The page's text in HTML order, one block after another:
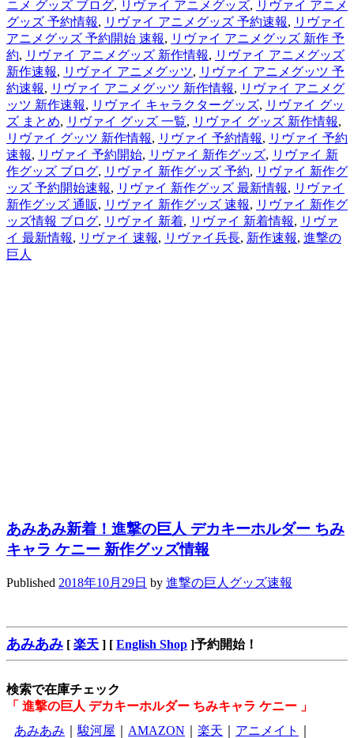
ニメ グッズ ブログ, リヴァイ アニメグッズ, リヴァイ アニメ
グッズ 予約情報, リヴァイ アニメグッズ 予約速報, リヴァイ
アニメグッズ 予約開始 速報, リヴァイ アニメグッズ 新作 予
約, リヴァイ アニメグッズ 新作情報, リヴァイ アニメグッズ
新作速報, リヴァイ アニメグッツ, リヴァイ アニメグッツ 予
約速報, リヴァイ アニメグッツ 新作情報, リヴァイ アニメグ
ッツ 新作速報, リヴァイ キャラクターグッズ, リヴァイ グッ
ズ まとめ, リヴァイ グッズ 一覧, リヴァイ グッズ 新作情報,
リヴァイ グッツ 新作情報, リヴァイ 予約情報, リヴァイ 予約
速報, リヴァイ 予約開始, リヴァイ 新作グッズ, リヴァイ 新
作グッズ ブログ, リヴァイ 新作グッズ 予約, リヴァイ 新作グ
ッズ 予約開始速報, リヴァイ 新作グッズ 最新情報, リヴァイ
新作グッズ 通販, リヴァイ 新作グッズ 速報, リヴァイ 新作グ
ッズ情報 ブログ, リヴァイ 新着, リヴァイ 新着情報, リヴァ
イ 最新情報, リヴァイ 速報, リヴァイ兵長, 新作速報, 進撃の
巨人
あみあみ新着！進撃の巨人 デカキーホルダー ちみ
キャラ ケニー 新作グッズ情報
Published 2018年10月29日 by 進撃の巨人グッズ速報
あみあみ [ 楽天 ] [ English Shop ]予約開始！
検索で在庫チェック
「 進撃の巨人 デカキーホルダー ちみキャラ ケニー 」
あみあみ
駿河屋 AMAZON 楽天 アニメイト